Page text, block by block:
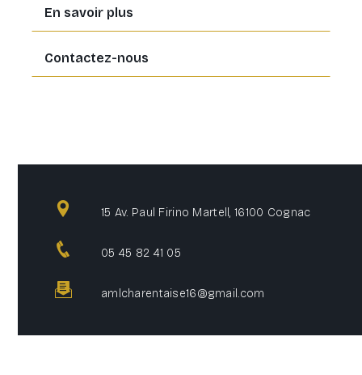
En savoir plus
Contactez-nous
15 Av. Paul Firino Martell, 16100 Cognac
05 45 82 41 05
amlcharentaise16@gmail.com